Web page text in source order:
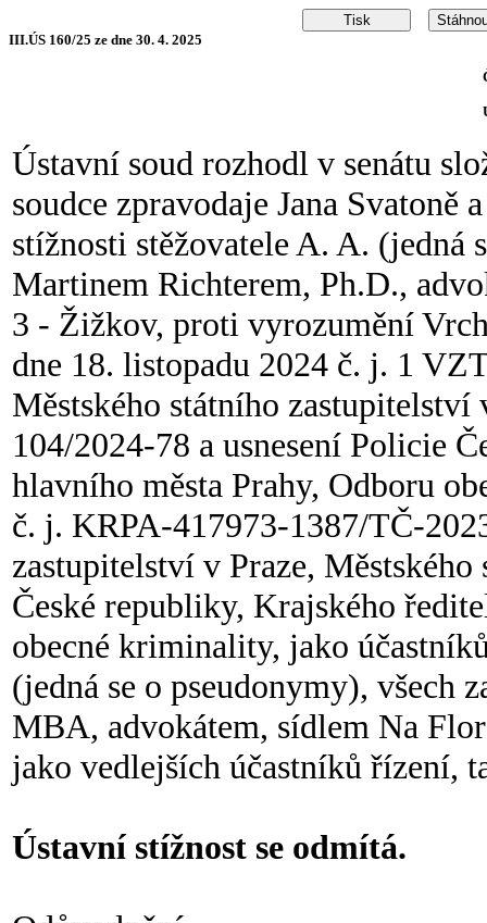
III.ÚS 160/25 ze dne 30. 4. 2025
Ústavní soud rozhodl v senátu
soudce zpravodaje Jana
stížnosti stěžovatele A. A. (jedná
Martinem Richterem, Ph.D.,
3 - Žižkov, proti vyrozumění
dne 18. listopadu 2024 č. j. 1
Městského státního
104/2024-78 a usnesení Policie
hlavního města Prahy, Odboru
č. j. KRPA-417973-1387/TČ-
zastupitelství v Praze,
České republiky, Krajského
obecné kriminality, jako
(jedná se o pseudonymy), všech
MBA, advokátem, sídlem Na
jako vedlejších účastníků řízení,
Ústavní stížnost se odmítá.